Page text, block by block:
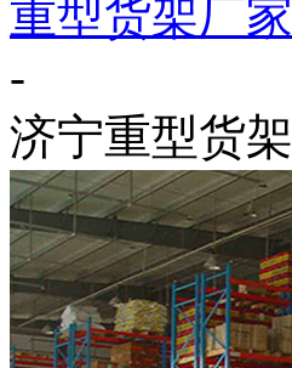
重型货架厂家
-
济宁重型货架